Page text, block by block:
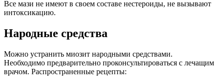
Все мази не имеют в своем составе нестероиды, не вызывают
интоксикацию.
Народные средства
Можно устранить миозит народными средствами.
Необходимо предварительно проконсультироваться с лечащим
врачом. Распространенные рецепты: